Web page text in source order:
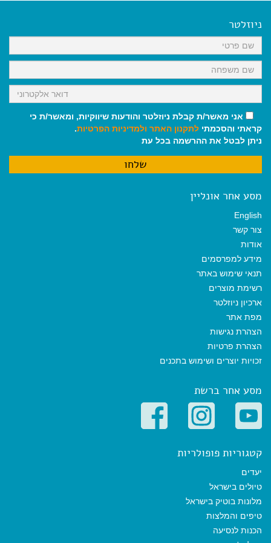
k
p
m
ניוזלטר
אני מאשר/ת קבלת ניוזלטר והודעות שיווקיות, ומאשר/ת כי
קראתי והסכמתי לתקנון האתר ולמדיניות הפרטיות.
ניתן לבטל את ההרשמה בכל עת
מסע אחר אונליין
English
צור קשר
אודות
מידע למפרסמים
תנאי שימוש באתר
רשימת מוצרים
ארכיון ניוזלטר
מפת אתר
הצהרת נגישות
הצהרת פרטיות
זכויות יוצרים ושימוש בתכנים
מסע אחר ברשת
קטגוריות פופולריות
יעדים
טיולים בישראל
מלונות בוטיק בישראל
טיפים והמלצות
הכנות לנסיעה